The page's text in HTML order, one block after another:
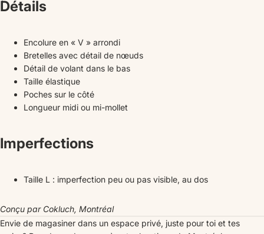
Détails
Encolure en « V » arrondi
Bretelles avec détail de nœuds
Détail de volant dans le bas
Taille élastique
Poches sur le côté
Longueur midi ou mi-mollet
Imperfections
Taille L : imperfection peu ou pas visible, au dos
Conçu par Cokluch, Montréal
Envie de magasiner dans un espace privé, juste pour toi et tes